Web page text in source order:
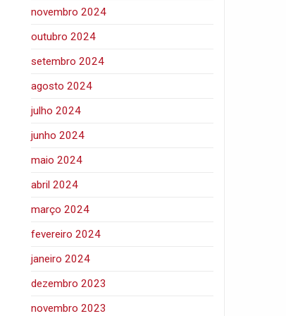
novembro 2024
outubro 2024
setembro 2024
agosto 2024
julho 2024
junho 2024
maio 2024
abril 2024
março 2024
fevereiro 2024
janeiro 2024
dezembro 2023
novembro 2023